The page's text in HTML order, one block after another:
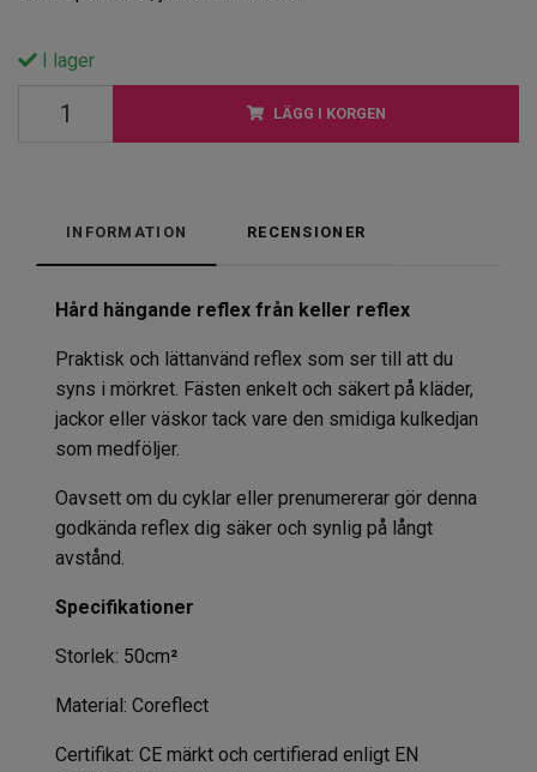
I lager
LÄGG I KORGEN
INFORMATION RECENSIONER
Hård hängande reflex från keller reflex
Praktisk och lättanvänd reflex som ser till att du
syns i mörkret. Fästen enkelt och säkert på kläder,
jackor eller väskor tack vare den smidiga kulkedjan
som medföljer.
Oavsett om du cyklar eller prenumererar gör denna
godkända reflex dig säker och synlig på långt
avstånd.
Specifikationer
Storlek: 50cm²
Material: Coreflect
Certifikat: CE märkt och certifierad enligt EN